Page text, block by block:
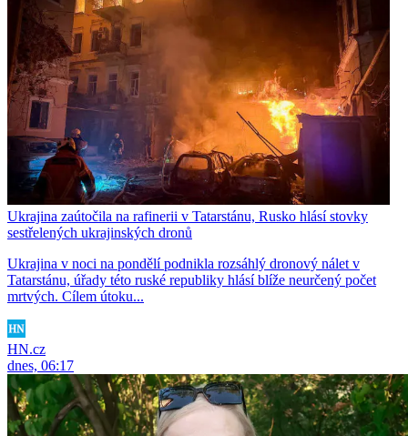
Ukrajina zaútočila na rafinerii v Tatarstánu, Rusko hlásí stovky
sestřelených ukrajinských dronů
Ukrajina v noci na pondělí podnikla rozsáhlý dronový nálet v
Tatarstánu, úřady této ruské republiky hlásí blíže neurčený počet
mrtvých. Cílem útoku...
HN.cz
dnes, 06:17